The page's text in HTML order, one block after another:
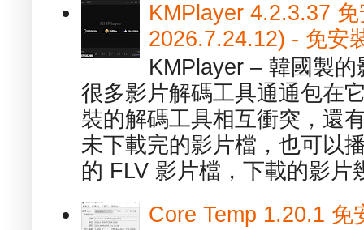
KMPlayer 4.2.3.37
2026.7.24.12) - 免安
KMPlayer – 韓國製
很多影片解碼工具通通包在
裝的解碼工具相互衝突，還
未下載完的影片檔，也可以
的 FLV 影片檔，下載的影片
Core Temp 1.20.1 免